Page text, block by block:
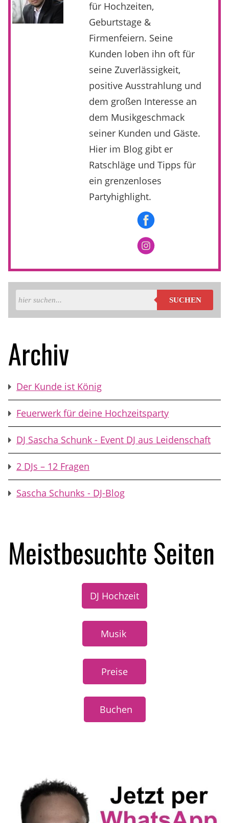
für Hochzeiten,
Geburtstage &
Firmenfeiern. Seine
Kunden loben ihn oft für
seine Zuverlässigkeit,
positive Ausstrahlung und
dem großen Interesse an
dem Musikgeschmack
seiner Kunden und Gäste.
Hier im Blog gibt er
Ratschläge und Tipps für
ein grenzenloses
Partyhighlight.
SUCHEN
Archiv
Der Kunde ist König
Feuerwerk für deine Hochzeitsparty
DJ Sascha Schunk - Event DJ aus Leidenschaft
2 DJs – 12 Fragen
Sascha Schunks - DJ-Blog
Meistbesuchte Seiten
DJ Hochzeit
Musik
Preise
Buchen